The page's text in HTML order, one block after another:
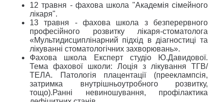
12 травня - фахова школа "Академія сімейного
лікаря".
13 травня - фахова школа з безперервного
професійного розвитку лікаря-стоматолога
«Мультидисциплінарний підхід в діагностиці та
лікуванні стоматологічних захворювань».
Фахова школа Експерт студіо Ю.Давидової.
Тема фахової школи: Лоція з лікування ТГВ/
ТЕЛА. Патологія плацентації (прееклампсія,
затримка внутрішньоутробного розвитку,
тощо).Ранні невиношування, профілактика